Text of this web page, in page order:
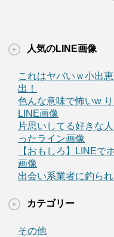
人気のLINE画像
これはヤバいｗ小出
出！
色んな意味で怖いw
LINE画像
片思いしてる好きな
ったライン画像
【おもしろ】LINEで
画像
出会い系業者に釣ら
カテゴリー
その他